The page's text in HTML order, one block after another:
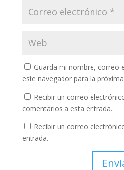
Guarda mi nombre, correo
este navegador para la
Recibir un correo
comentarios a esta entrada.
Recibir un correo
entrada.